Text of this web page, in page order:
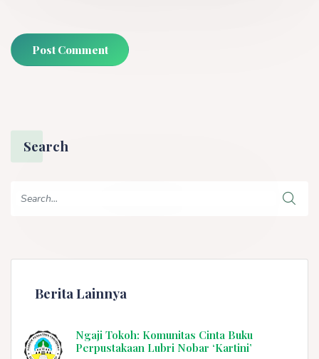
Post Comment
Search
Berita Lainnya
Ngaji Tokoh: Komunitas Cinta Buku
Perpustakaan Lubri Nobar ‘Kartini’